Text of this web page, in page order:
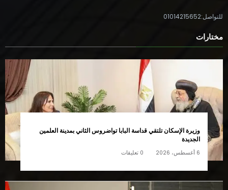
للتواصل:01014215652
مختارات
وزيرة الإسكان تلتقي قداسة البابا تواضروس الثاني بمدينة العلمين
الجديدة
6 أغسطس، 2026 0 تعليقات